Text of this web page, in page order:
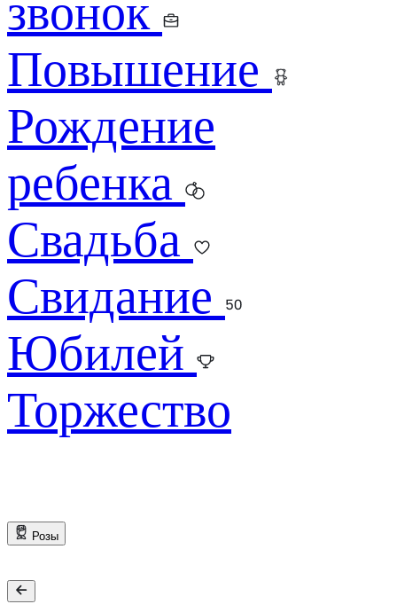
звонок
Повышение
Рождение
ребенка
Свадьба
Свидание
Юбилей
Торжество
Розы